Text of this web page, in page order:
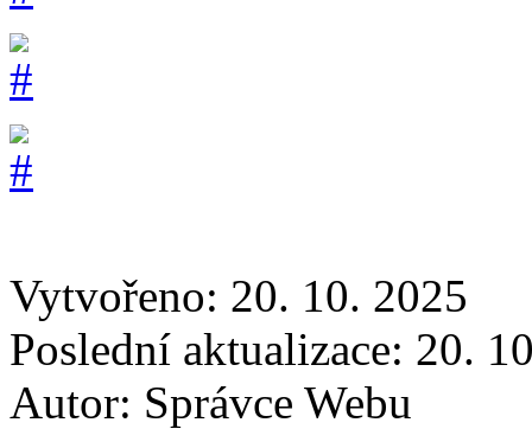
Vytvořeno: 20. 10. 2025
Poslední aktualizace: 20.
Autor: Správce Webu